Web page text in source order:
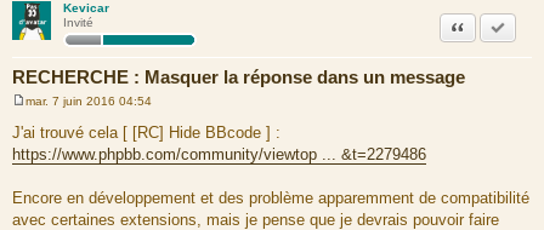
Kevicar
Invité
RECHERCHE : Masquer la réponse dans un message
Citation
e
s
s
e
mar. 7 juin 2016 04:54
J'ai trouvé cela [ [RC] Hide BBcode ] :
https://www.phpbb.com/community/viewtop ... &t=2279486
Encore en développement et des problème apparemment de compatibilité
avec certaines extensions, mais je pense que je devrais pouvoir faire